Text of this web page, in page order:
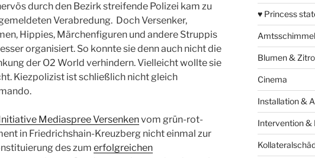
durch den Bezirk streifende Polizei kam zu
Verabredung. Doch Versenker,
Hippies, Märchenfiguren und andere Struppis
organisiert. So konnte sie denn auch nicht die
der O2 World verhindern. Vielleicht wollte sie
Kiezpolizist ist schließlich nicht gleich
Initiative Mediaspree Versenkenvom grün-rot-
in Friedrichshain-Kreuzberg nicht einmal zur
des zum erfolgreichen
♥ Princess
Amtsschimmel
Blumen &
Cinema
Installation &
Intervention &